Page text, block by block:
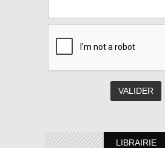
LIBRAIRIE